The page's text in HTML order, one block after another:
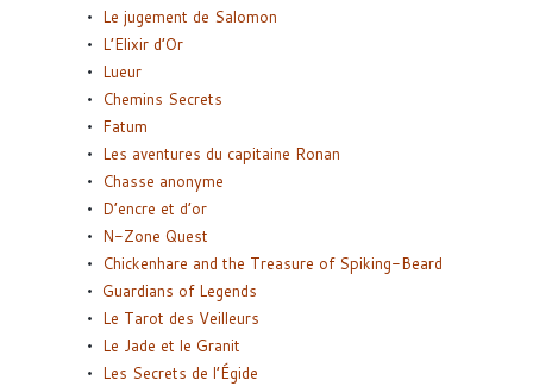
Le jugement de Salomon
L’Elixir d’Or
Lueur
Chemins Secrets
Fatum
Les aventures du capitaine Ronan
Chasse anonyme
D’encre et d’or
N-Zone Quest
Chickenhare and the Treasure of Spiking-Beard
Guardians of Legends
Le Tarot des Veilleurs
Le Jade et le Granit
Les Secrets de l’Égide